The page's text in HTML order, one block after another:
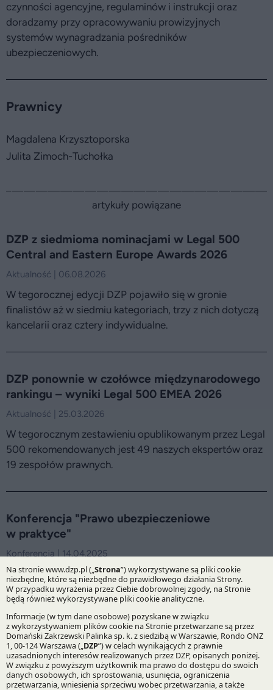
Prawnicy
Magdalena Krzysztoporska
Julita Zimoch-Tuchołka
czynności agencyjne, regulaminów i instrukcji oraz
doradzamy przy opracowywaniu prowizyjnych
systemów wynagradzania pośredników
ubezpieczeniowych.
artykuły powiązane
DZP z siedmioma nominacjami w Legal 500
Central and Eastern Europe Awards 2026
Aktualność | 06.08.2026
W tegorocznej edycji DZP pojawiło się w gronie
finalistów aż w siedmiu kategoriach, trzy z nich dotyczą
kancelarii oraz cztery indywidualne.
DZP ponownie w czołówce międzynarodowego
rankingu – wyniki Legal 500 EMEA 2026
Aktualność | 25.03.2026
W tegorocznym zestawieniu opublikowanym przez Legal
500 rekomendowanych jest 49 naszych ekspertów oraz
19 zespołów prawnych.
Konferencja "Prawo ubezpieczeniowe
w praktyce"
Konferencja | 14.04.2025
Magdalena Krzysztoporska omówi praktyczne aspekty
odmowy wypłaty odszkodowania z powodu rażącego
niedbalstwa w kontekście najczęstszych problemów
pojawiających się w sporach ubezpieczeniowych.
DZP w czołówce międzynarodowego rankingu –